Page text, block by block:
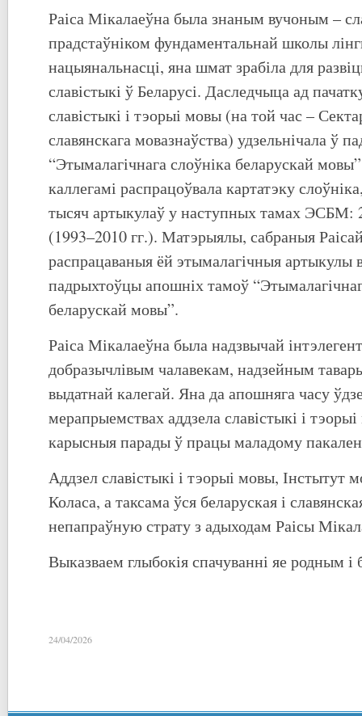
Раіса Мікалаеўна была знаным вучоным –
прадстаўніком фундаментальнай школы
нацыянальнасці, яна шмат зрабіла для
славістыкі ў Беларусі. Даследчыца ад
славістыкі і тэорыі мовы (на той час –
славянскага мовазнаўства) удзельнічала ў
“Этымалагічнага слоўніка беларускай
каллегамі распрацоўвала картатэку
тысяч артыкулаў у наступных тамах ЭСБМ:
(1993–2010 гг.). Матэрыялы, сабраныя
распрацаваныя ёй этымалагічныя артыкулы
падрыхтоўцы апошніх тамоў
беларускай мовы”.
Раіса Мікалаеўна была надзвычай
добразычлівым чалавекам, надзейным
выдатнай калегай. Яна да апошняга часу
мерапрыемствах аддзела славістыкі і
карысныя парады ў працы маладому
Аддзел славістыкі і тэорыі мовы, Інстытут
Коласа, а таксама ўся беларуская і
непапраўную страту з адыходам Раісы
Выказваем глыбокія спачуванні яе родным і
24/04/2026